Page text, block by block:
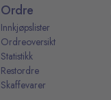
Ordre
Innkjøpslister
Ordreoversikt
Statistikk
Restordre
Skaffevarer